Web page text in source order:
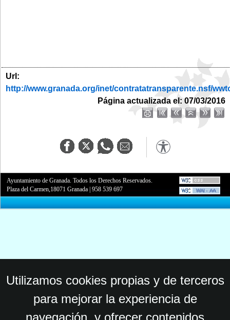
Url:
http://www.granada.org/inet/contratatransparente.nsf/
Página actualizada el: 07/03/2016
Ayuntamiento de Granada. Todos los Derechos Reservados.
Plaza del Carmen,18071 Granada |958 539 697
Utilizamos cookies propias y de terceros
para mejorar la experiencia de
navegación, y ofrecer contenidos